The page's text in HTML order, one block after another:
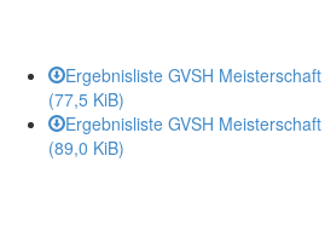
Ergebnisliste GVSH
(77,5 KiB)
Ergebnisliste GVSH
(89,0 KiB)